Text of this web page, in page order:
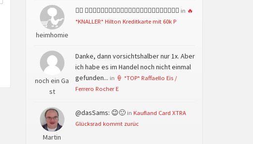
heimhomie
👍🏻 👍🏻👍🏻👍🏻👍🏻👍🏻👍🏻👍🏻👍🏻👍🏻👍🏻👍🏻👍🏻 in 🔥
*KNALLER* Hilton Kreditkarte mit 60k P
noch ein Ga
st
Danke, dann vorsichtshalber nur 1x. Aber
ich habe es im Handel noch nicht einmal
gefunden... in 🍦 *TOP* Raffaello Eis /
Ferrero Rocher E
Martin
@dasSams: 😉🙂 in Kaufland Card XTRA
Glücksrad kommt zurüc